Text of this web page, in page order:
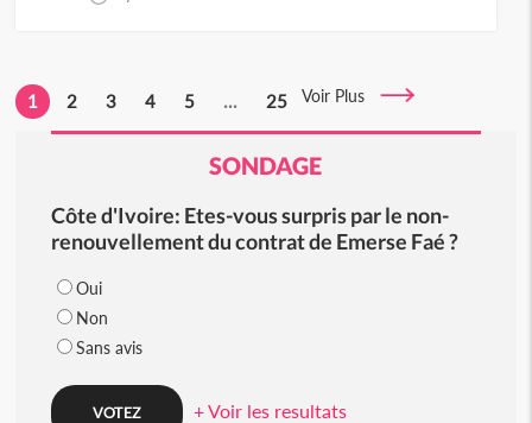
1 2 3 4 5 ... 25 Voir Plus
SONDAGE
Côte d'Ivoire: Etes-vous surpris par le non-
renouvellement du contrat de Emerse Faé ?
Oui
Non
Sans avis
+ Voir les resultats